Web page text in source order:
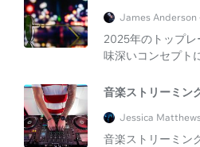
James Anderson
2025年のトップ
味深いコンセプト
音楽ストリーミン
Jessica Matthews
音楽ストリーミン